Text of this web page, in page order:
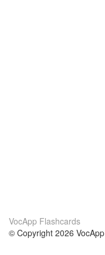
VocApp Flashcards
© Copyright 2026 VocApp